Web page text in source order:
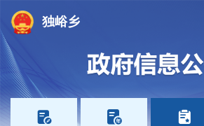
独峪乡
  